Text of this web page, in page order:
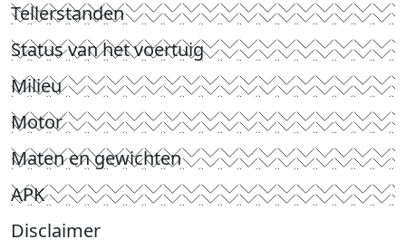
Tellerstanden
Status van het voertuig
Milieu
Motor
Maten en gewichten
APK
Disclaimer